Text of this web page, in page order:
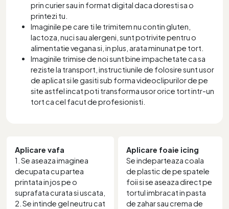
prin curier sau in format digital daca doresti sa o
printezi tu.
Imaginile pe care ti le trimitem nu contin gluten,
lactoza, nuci sau alergeni, sunt potrivite pentru o
alimentatie vegana si, in plus, arata minunat pe tort.
Imaginile trimise de noi sunt bine impachetate ca sa
reziste la transport, instructiunile de folosire sunt usor
de aplicat si le gasiti sub forma videoclipurilor de pe
site astfel incat poti transforma usor orice tort intr-un
tort ca cel facut de profesionisti.
Aplicare vafa
1. Se aseaza imaginea
decupata cu partea
printata in jos pe o
suprafata curata si uscata,
2. Se intinde gel neutru cat
Aplicare foaie icing
Se indeparteaza coala
de plastic de pe spatele
foii si se aseaza direct pe
tortul imbracat in pasta
de zahar sau crema de